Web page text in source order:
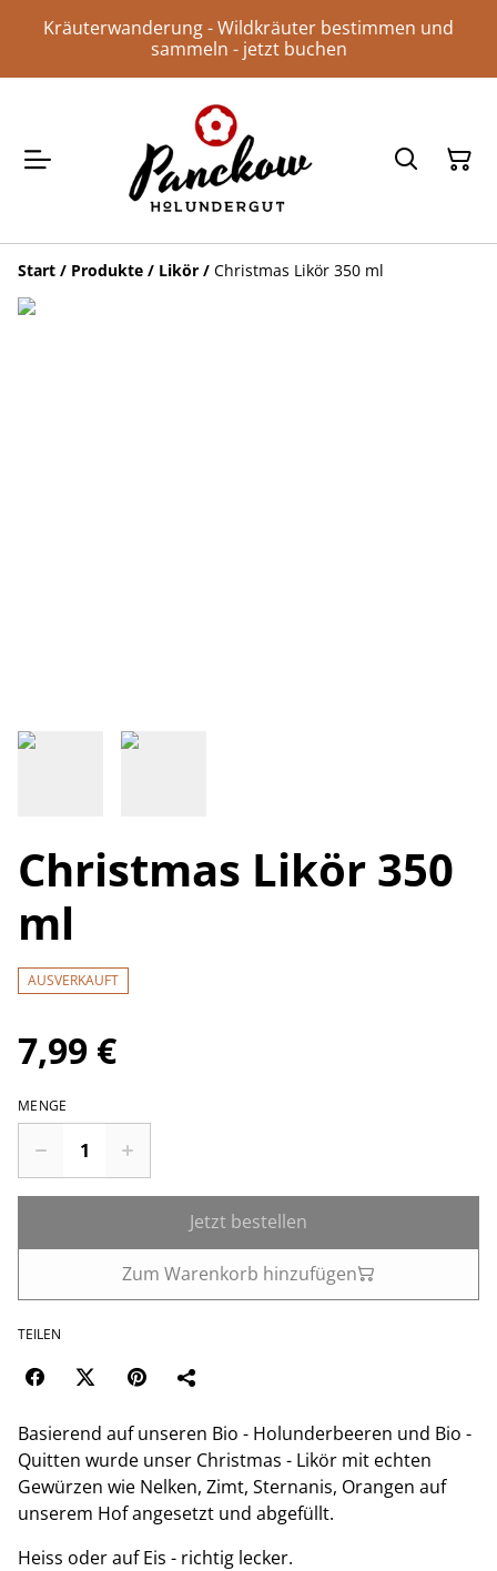
Kräuterwanderung - Wildkräuter bestimmen und
sammeln - jetzt buchen
Start / Produkte / Likör / Christmas Likör 350 ml
Christmas Likör 350
ml
AUSVERKAUFT
7,99 €
MENGE
Jetzt bestellen
Zum Warenkorb hinzufügen
TEILEN
Basierend auf unseren Bio - Holunderbeeren und Bio -
Quitten wurde unser Christmas - Likör mit echten
Gewürzen wie Nelken, Zimt, Sternanis, Orangen auf
unserem Hof angesetzt und abgefüllt.
Heiss oder auf Eis - richtig lecker.